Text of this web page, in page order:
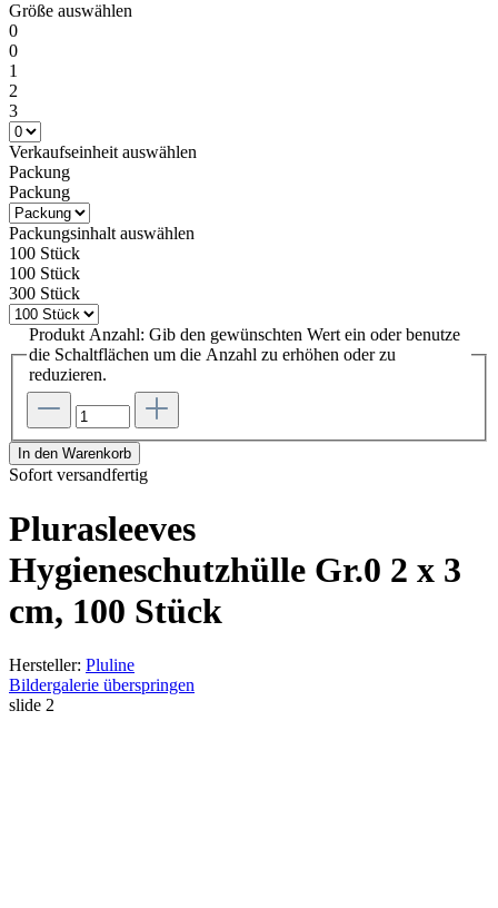
Größe auswählen
0
0
1
2
3
Verkaufseinheit auswählen
Packung
Packung
Packungsinhalt auswählen
100 Stück
100 Stück
300 Stück
Produkt Anzahl: Gib den gewünschten Wert ein oder benutze
die Schaltflächen um die Anzahl zu erhöhen oder zu
reduzieren.
In den Warenkorb
Sofort versandfertig
Plurasleeves
Hygieneschutzhülle Gr.0 2 x 3
cm, 100 Stück
Hersteller: Pluline
Bildergalerie überspringen
slide 2